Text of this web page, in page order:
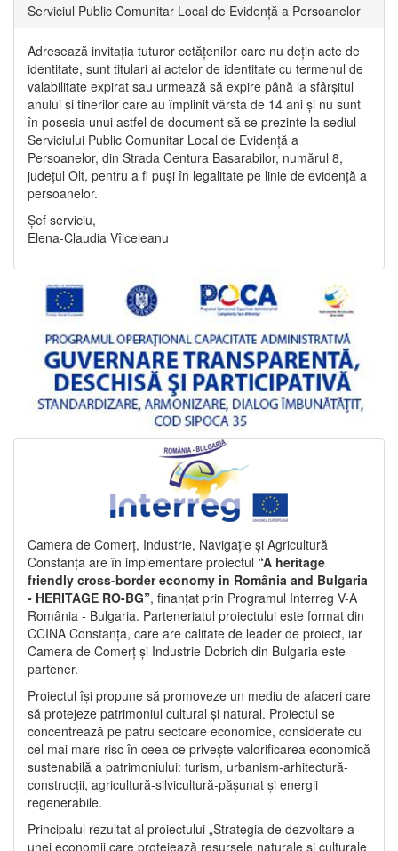
Serviciul Public Comunitar Local de Evidență a Persoanelor
Adresează invitația tuturor cetățenilor care nu dețin acte de
identitate, sunt titulari ai actelor de identitate cu termenul de
valabilitate expirat sau urmează să expire până la sfârșitul
anului și tinerilor care au împlinit vârsta de 14 ani și nu sunt
în posesia unui astfel de document să se prezinte la sediul
Serviciului Public Comunitar Local de Evidență a
Persoanelor, din Strada Centura Basarabilor, numărul 8,
județul Olt, pentru a fi puși în legalitate pe linie de evidență a
persoanelor.
Șef serviciu,
Elena-Claudia Vîlceleanu
Camera de Comerț, Industrie, Navigație și Agricultură
Constanța are în implementare proiectul “A heritage
friendly cross-border economy in România and Bulgaria
- HERITAGE RO-BG”, finanțat prin Programul Interreg V-A
România - Bulgaria. Parteneriatul proiectului este format din
CCINA Constanța, care are calitate de leader de proiect, iar
Camera de Comerț și Industrie Dobrich din Bulgaria este
partener.
Proiectul își propune să promoveze un mediu de afaceri care
să protejeze patrimoniul cultural și natural. Proiectul se
concentrează pe patru sectoare economice, considerate cu
cel mai mare risc în ceea ce privește valorificarea economică
sustenabilă a patrimoniului: turism, urbanism-arhitectură-
construcții, agricultură-silvicultură-pășunat și energii
regenerabile.
Principalul rezultat al proiectului „Strategia de dezvoltare a
unei economii care protejează resursele naturale și culturale